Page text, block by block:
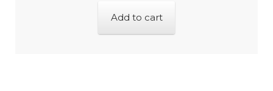
Add to cart